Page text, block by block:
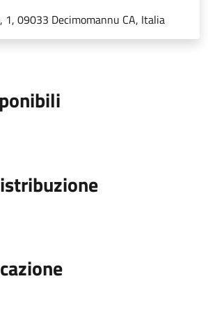
1, 09033 Decimomannu CA, Italia